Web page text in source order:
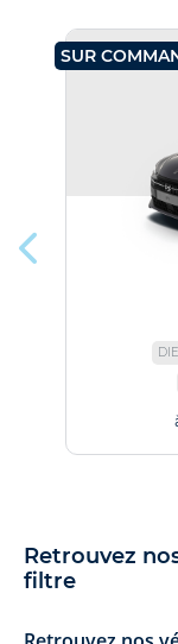
SUR
Retrouvez
filtre